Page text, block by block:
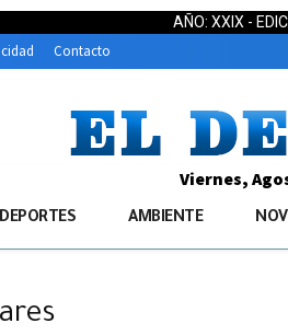
AÑO: XXIX -
Contacto
Viernes,
DEPORTES AMBIENTE